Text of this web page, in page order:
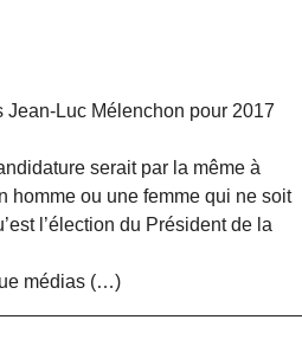
Luc Mélenchon pour 2017
serait par la même à
homme ou une femme qui ne soit
l’élection du Président de la
médias (…)